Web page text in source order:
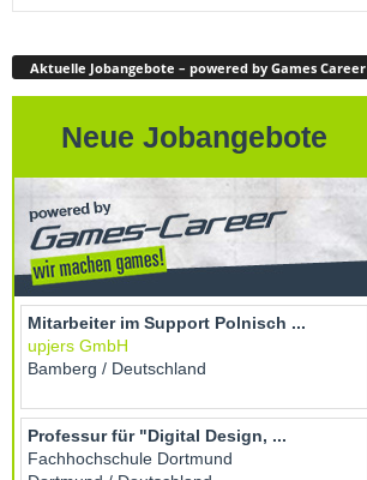
Aktuelle Jobangebote – powered by Games Career